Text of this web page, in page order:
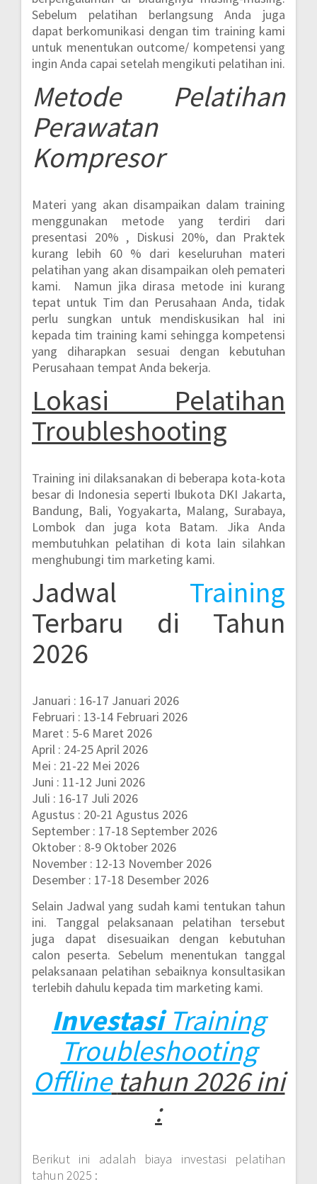
Sebelum pelatihan berlangsung Anda juga
dapat berkomunikasi dengan tim training kami
untuk menentukan outcome/ kompetensi yang
ingin Anda capai setelah mengikuti pelatihan ini.
MetodePelatihan
Perawatan
Kompresor
Materi yang akan disampaikan dalam training
menggunakan metode yang terdiri dari
presentasi 20% , Diskusi 20%, dan Praktek
kurang lebih 60 % dari keseluruhan materi
pelatihan yang akan disampaikan oleh pemateri
kami. Namun jika dirasa metode ini kurang
tepat untuk Tim dan Perusahaan Anda, tidak
perlu sungkan untuk mendiskusikan hal ini
kepada tim training kami sehingga kompetensi
yang diharapkan sesuai dengan kebutuhan
Perusahaan tempat Anda bekerja.
Lokasi Pelatihan
Troubleshooting
Training ini dilaksanakan di beberapa kota-kota
besar di Indonesia seperti Ibukota DKI Jakarta,
Bandung, Bali, Yogyakarta, Malang, Surabaya,
Lombok dan juga kota Batam. Jika Anda
membutuhkan pelatihan di kota lain silahkan
menghubungi tim marketing kami.
Jadwal Training
Terbaru di Tahun
2026
Januari : 16-17 Januari 2026
Februari : 13-14 Februari 2026
Maret : 5-6 Maret 2026
April : 24-25 April 2026
Mei : 21-22 Mei 2026
Juni : 11-12 Juni 2026
Juli : 16-17 Juli 2026
Agustus : 20-21 Agustus 2026
September : 17-18 September 2026
Oktober : 8-9 Oktober 2026
November : 12-13 November 2026
Desember : 17-18 Desember 2026
Selain Jadwal yang sudah kami tentukan tahun
ini. Tanggal pelaksanaan pelatihan tersebut
juga dapat disesuaikan dengan kebutuhan
calon peserta. Sebelum menentukan tanggal
pelaksanaan pelatihan sebaiknya konsultasikan
terlebih dahulu kepada tim marketing kami.
Investasi Training
Troubleshooting
Offline tahun 2026 ini
:
Berikut ini adalah biaya investasi pelatihan
tahun 2025 :